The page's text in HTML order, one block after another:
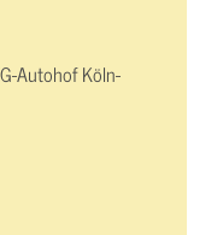
Autohof Köln-